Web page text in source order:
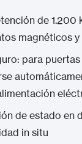
de 1.200
magnéticos
para
de estado en
in situ